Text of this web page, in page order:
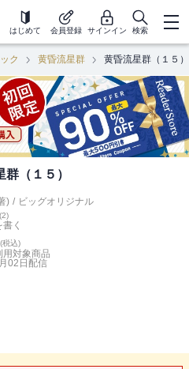
はじめて 会員登録 サインイン 検索
ク 黄昏流星群 黄昏流星群（１５）
群（１５）
) / ビッグオリジナル
(2)
く
(税込)
用対象商品
02日 配信